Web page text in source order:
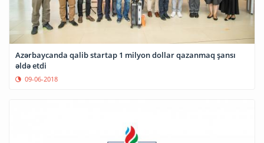
Azərbaycanda qalib startap 1 milyon dollar qazanmaq şansı
əldə etdi
09-06-2018